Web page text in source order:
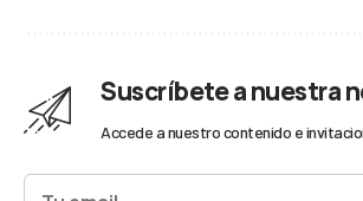
Suscríbete a nuestra
Accede a nuestro contenido e